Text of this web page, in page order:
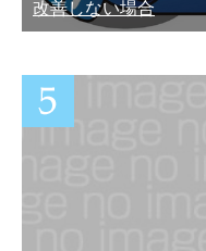
改善しない場合